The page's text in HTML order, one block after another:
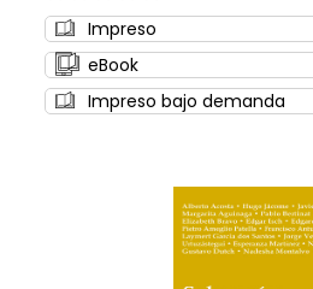
0%
Impreso
eBook
Impreso bajo demanda